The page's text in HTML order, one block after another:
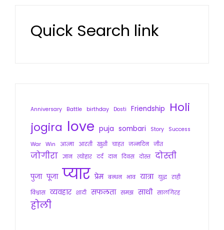
Quick Search link
Anniversary Battle birthday Dosti Friendship
Holi
jogira love puja sombari Story
Success
War Win आत्मा आरती खुशी चाहत जन्मदिन जीत
जोगीरा ज्ञान त्योहार दर्द दान दिवस दोस्त दोस्ती
पुजा पूजा प्यार प्रेम बन्धन भाव यात्रा युद्ध राही
विश्वास व्यवहार शादी सफलता समझ साथी सालगिरह
होली